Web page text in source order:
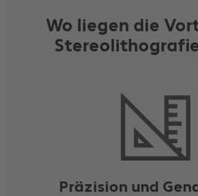
Wo liegen die
Präzision und